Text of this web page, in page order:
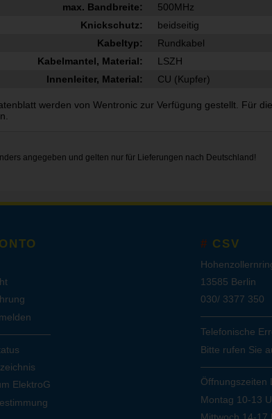
max. Bandbreite:
500MHz
Knickschutz:
beidseitig
Kabeltyp:
Rundkabel
Kabelmantel, Material:
LSZH
Innenleiter, Material:
CU (Kupfer)
werden von Wentronic zur Verfügung gestellt. Für
angegeben und gelten nur für Lieferungen nach Deutschland!
ElektroG
CSV
13585 Berlin
030/ 3377 350
Telefonische
Bitte rufen Sie
Öffnungszeiten
Montag 10-13